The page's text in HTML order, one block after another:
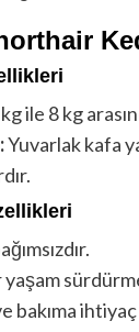
ile 8 kg
Yuvarlak kafa
yaşam
bakıma